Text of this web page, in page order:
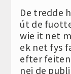
De tredde
út de
wie it net
ek net fys
efter feiten
nei de